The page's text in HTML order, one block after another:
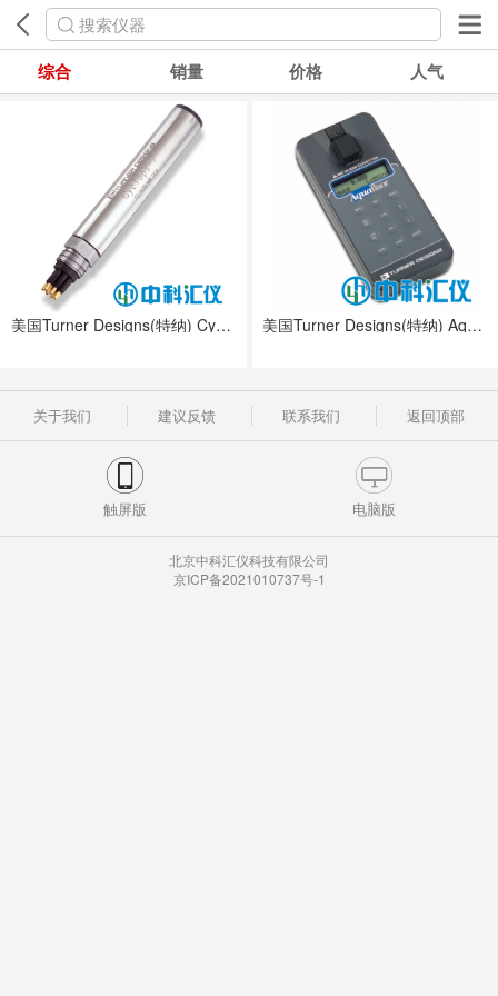
搜索仪器
综合 销量 价格 人气
美国Turner Designs(特纳) Cyclops-7在线荧光仪 美国Turner Designs(特纳) Aquafluor手持式荧光仪
关于我们 建议反馈 联系我们 返回顶部
触屏版 电脑版
北京中科汇仪科技有限公司
京ICP备2021010737号-1